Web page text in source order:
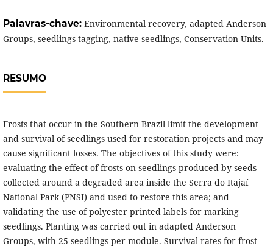
Palavras-chave: Environmental recovery, adapted Anderson
Groups, seedlings tagging, native seedlings, Conservation Units.
RESUMO
Frosts that occur in the Southern Brazil limit the development
and survival of seedlings used for restoration projects and may
cause significant losses. The objectives of this study were:
evaluating the effect of frosts on seedlings produced by seeds
collected around a degraded area inside the Serra do Itajaí
National Park (PNSI) and used to restore this area; and
validating the use of polyester printed labels for marking
seedlings. Planting was carried out in adapted Anderson
Groups, with 25 seedlings per module. Survival rates for frost